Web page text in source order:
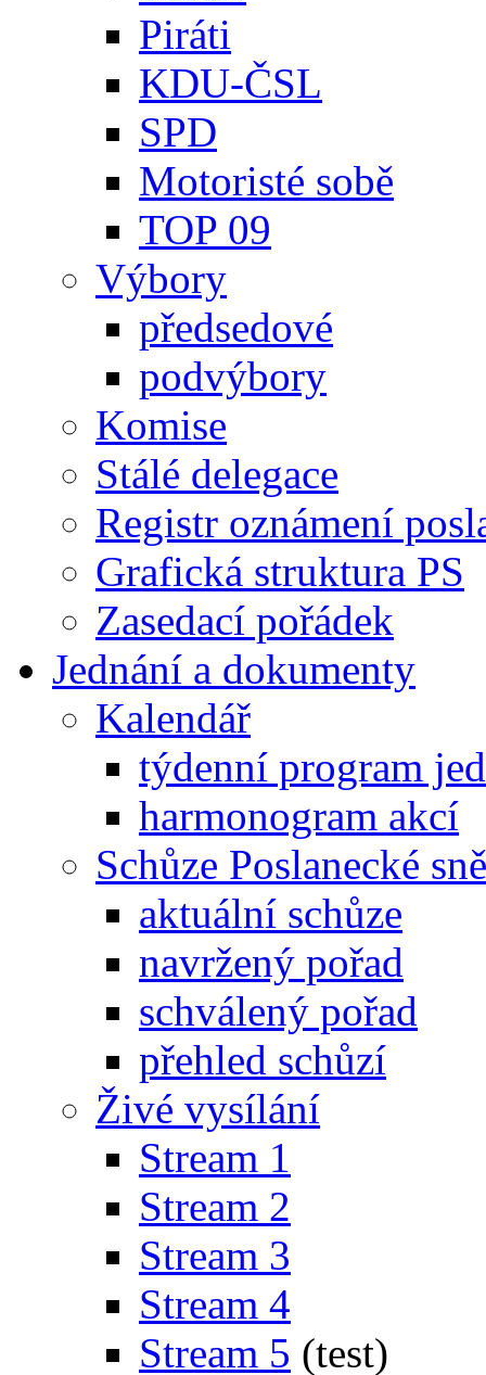
Piráti
KDU-ČSL
SPD
Motoristé sobě
TOP 09
Výbory
předsedové
podvýbory
Komise
Stálé delegace
Registr oznámení
Grafická struktura PS
Zasedací pořádek
Jednání a dokumenty
Kalendář
týdenní program
harmonogram akcí
Schůze Poslanecké
aktuální schůze
navržený pořad
schválený pořad
přehled schůzí
Živé vysílání
Stream 1
Stream 2
Stream 3
Stream 4
Stream 5 (test)